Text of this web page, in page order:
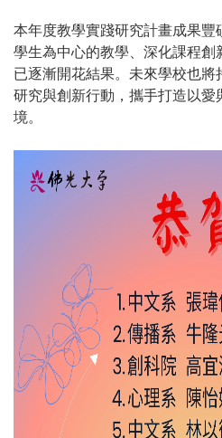
本年度教學實踐研究計畫成果豐
學生為中心的教學、深化課程創
已逐漸開花結果。未來學校也
研究與創新行動，攜手打造以愛
境。